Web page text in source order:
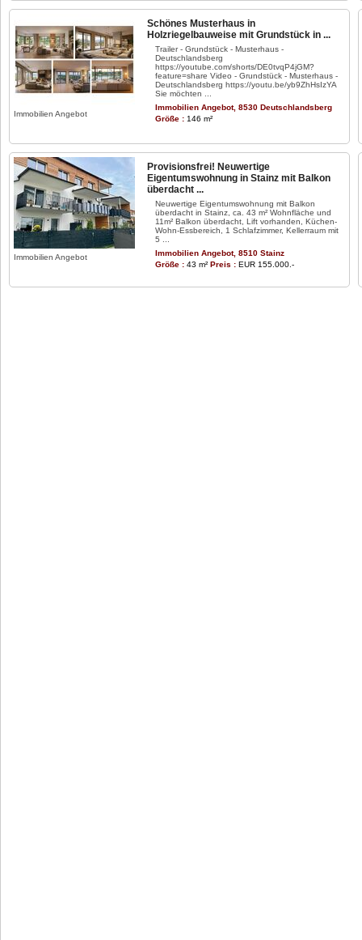
Immobilien Angebot
Schönes Musterhaus in
Holzriegelbauweise mit Grundstück in ...
Trailer - Grundstück - Musterhaus -
Deutschlandsberg
https://youtube.com/shorts/DE0tvqP4jGM?
feature=share Video - Grundstück - Musterhaus -
Deutschlandsberg https://youtu.be/yb9ZhHsIzYA
Sie möchten ...
Immobilien Angebot, 8530 Deutschlandsberg
Größe : 146 m²
Immobilien Angebot
Provisionsfrei! Neuwertige
Eigentumswohnung in Stainz mit Balkon
überdacht ...
Neuwertige Eigentumswohnung mit Balkon
überdacht in Stainz, ca. 43 m² Wohnfläche und
11m² Balkon überdacht, Lift vorhanden, Küchen-
Wohn-Essbereich, 1 Schlafzimmer, Kellerraum mit
5 ...
Immobilien Angebot, 8510 Stainz
Größe : 43 m² Preis : EUR 155.000.-